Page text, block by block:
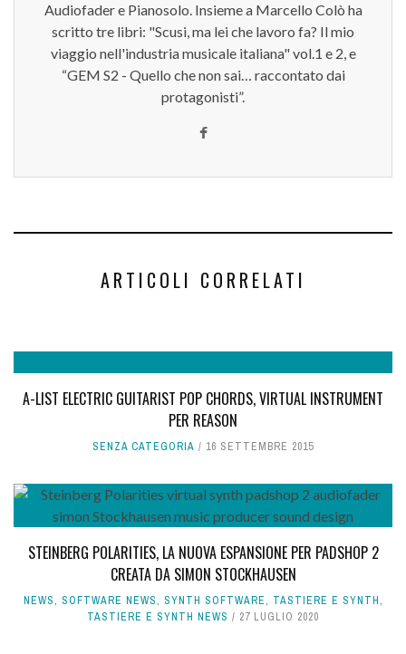
Audiofader e Pianosolo. Insieme a Marcello Colò ha
scritto tre libri: "Scusi, ma lei che lavoro fa? Il mio
viaggio nell'industria musicale italiana" vol.1 e 2, e
“GEM S2 - Quello che non sai… raccontato dai
protagonisti”.
ARTICOLI CORRELATI
A-LIST ELECTRIC GUITARIST POP CHORDS, VIRTUAL INSTRUMENT
PER REASON
SENZA CATEGORIA 16 SETTEMBRE 2015
STEINBERG POLARITIES, LA NUOVA ESPANSIONE PER PADSHOP 2
CREATA DA SIMON STOCKHAUSEN
NEWS, SOFTWARE NEWS, SYNTH SOFTWARE, TASTIERE E SYNTH,
TASTIERE E SYNTH NEWS
27 LUGLIO 2020